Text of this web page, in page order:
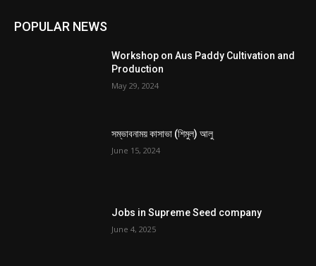
POPULAR NEWS
Workshop on Aus Paddy Cultivation and
Production
May 29, 2024
সম্ভাবনাময় কাসাভা (শিমুল) আলু
June 15, 2024
Jobs in Supreme Seed company
June 4, 2025